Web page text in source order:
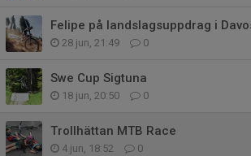
Felipe på landslagsuppdrag i
28 jun, 21:49 0
Swe Cup Sigtuna
18 jun, 20:50 0
Trollhättan MTB Race
4 jun, 18:52 0